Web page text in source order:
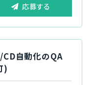
応募する
自動化のQA
)